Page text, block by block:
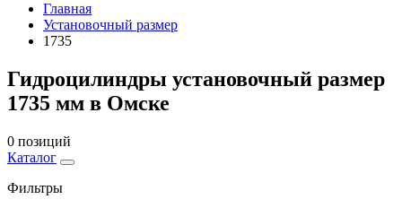
Главная
Установочный размер
1735
Гидроцилиндры установочный размер
1735 мм в Омске
0 позиций
Каталог
Фильтры